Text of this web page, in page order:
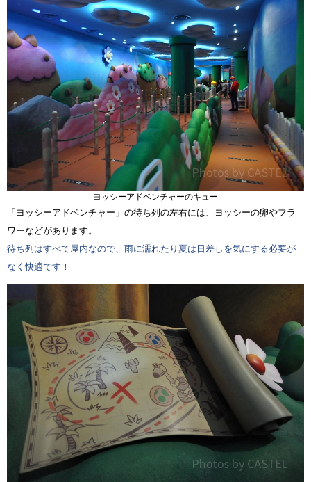
ヨッシーアドベンチャーのキュー
「ヨッシーアドベンチャー」の待ち列の左右には、ヨッシーの卵やフラ
ワーなどがあります。
待ち列はすべて屋内なので、雨に濡れたり夏は日差しを気にする必要が
なく快適です！